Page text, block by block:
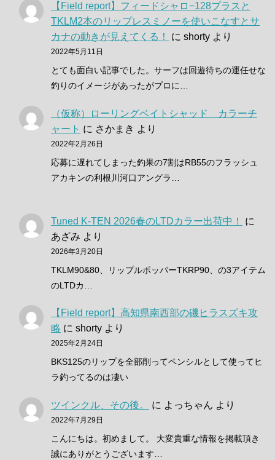
【Field report】フィードシャロ−128プラスと
TKLM2本のリップレスミノーを使いこなすとサ
カナの動きが見えてくる！
に shorty より
2022年5月11日
とても面白い記事でした。サーフは回遊待ちの運任せな
釣りのイメージがあったがプロに…
（仮称）ローリングベイトシャッド カラーチ
ャート に さかまき より
2022年2月26日
応募に遅れてしまった釣果の7割はRB55のフラッシュ
アカキンの利根川河口アングラ…
Tuned K-TEN 2026春のLTDカラー出荷中！
に
あざみ より
2026年3月20日
TKLM90&80、リップルポッパーTKRP90、の3アイテム
のLTDカ…
【Field report】高知県南西部の磯ヒラスズキ攻
略 に shorty より
2025年2月24日
BKS125のリップを全部削ってペンシルとして使ってヒ
ラ釣ってるのは凄い
ツインクル、その後。 に よっちゃん より
2022年7月29日
こんにちは。初めまして。 大変貴重な情報を掲載頂き
誠にありがとうございます…